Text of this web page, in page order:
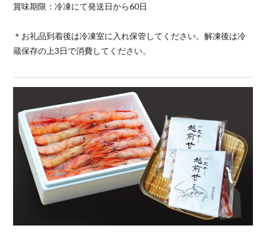
賞味期限：冷凍にて発送日から60日
＊お礼品到着後は冷凍室に入れ保管してください。解凍後は冷
蔵保存の上3日で消費してください。